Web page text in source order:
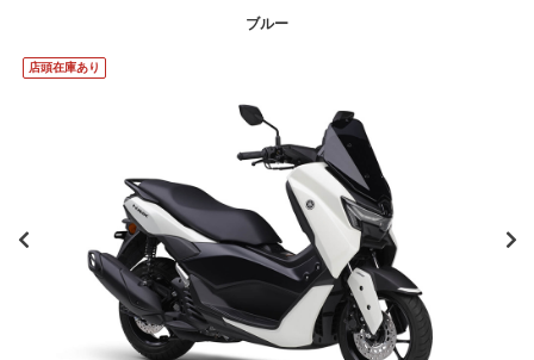
ブルー
店頭在庫あり